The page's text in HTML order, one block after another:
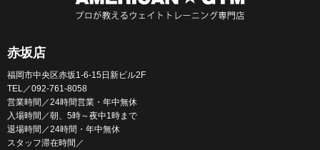
赤坂店
福岡市中央区赤坂1-6-15日新ビル2F
TEL／092-761-8058
営業時間／24時間営業・年中無休
入場時間／朝、5時～夜中1時まで
退場時間／24時間・年中無休
スタッフ滞在時間／